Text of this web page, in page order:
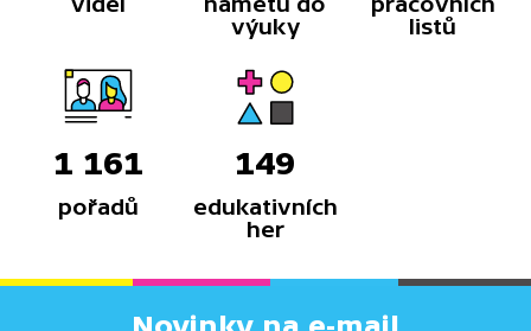
výuky
listů
1 161
pořadů
149
edukativních
her